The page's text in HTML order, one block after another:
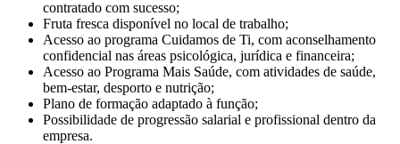
contratado com sucesso;
Fruta fresca disponível no local de trabalho;
Acesso ao programa Cuidamos de Ti, com aconselhamento
confidencial nas áreas psicológica, jurídica e financeira;
Acesso ao Programa Mais Saúde, com atividades de saúde,
bem-estar, desporto e nutrição;
Plano de formação adaptado à função;
Possibilidade de progressão salarial e profissional dentro da
empresa.